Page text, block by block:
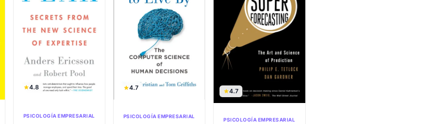
4.8
PSICOLOGÍA EMPRESARIAL
4.7
PSICOLOGÍA EMPRESARIAL
4.7
PSICOLOGÍA EMPRESARIAL